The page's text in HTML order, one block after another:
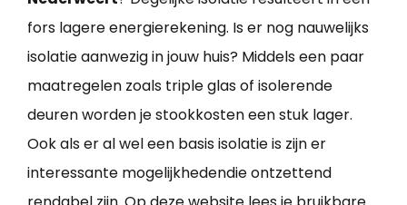
fors lagere energierekening. Is er nog nauwelijks
isolatie aanwezig in jouw huis? Middels een paar
maatregelen zoals triple glas of isolerende
deuren worden je stookkosten een stuk lager.
Ook als er al wel een basis isolatie is zijn er
interessante mogelijkhedendie ontzettend